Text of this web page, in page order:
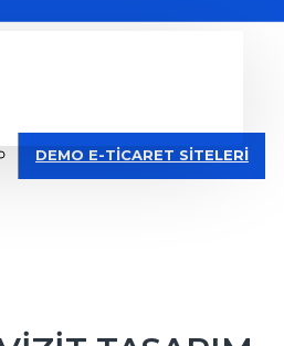
DEMO E-TİCARET SİTELERİ